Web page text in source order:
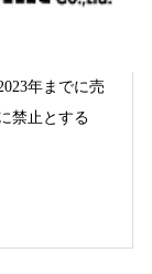
年までに売
禁止とする